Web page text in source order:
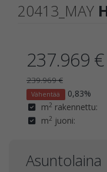
20413_MAY
237.969 €
239.969 €
Vähentää
0,83%
m2 rakennettu:
m2 juoni:
Asuntolaina